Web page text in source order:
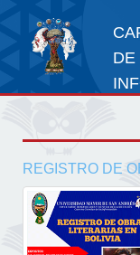
DE
REGISTRO DE